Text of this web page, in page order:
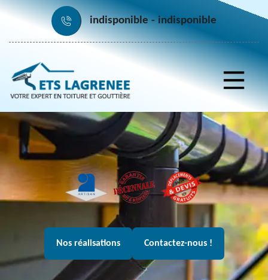
indisponible indisponible
Nos réalisations Contactez-nous !